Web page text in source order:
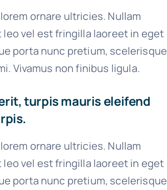
ornare ultricies. Nullam
vel est fringilla laoreet in eget
porta nunc pretium, scelerisque
Vivamus non finibus ligula.
turpis mauris eleifend
ornare ultricies. Nullam
vel est fringilla laoreet in eget
porta nunc pretium, scelerisque